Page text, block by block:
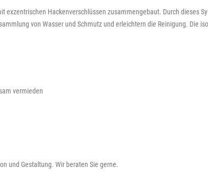
exzentrischen Hackenverschlüssen zusammengebaut. Durch dieses
von Wasser und Schmutz und erleichtern die Reinigung. Die
vermieden
und Gestaltung. Wir beraten Sie gerne.